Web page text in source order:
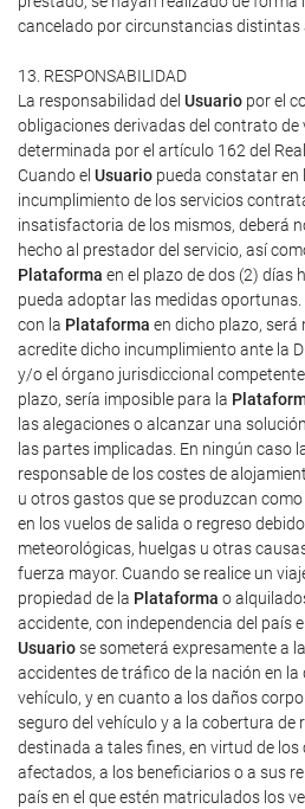
cancelado por circunstancias distintas
13. RESPONSABILIDAD
La responsabilidad del Usuario por el
obligaciones derivadas del contrato de
determinada por el artículo 162 del
Cuando el Usuario pueda constatar en
incumplimiento de los servicios
insatisfactoria de los mismos, deberá
hecho al prestador del servicio, así
Plataforma en el plazo de dos (2) días
pueda adoptar las medidas
con la Plataforma en dicho plazo, será
acredite dicho incumplimiento ante la
y/o el órgano jurisdiccional
plazo, sería imposible para la
las alegaciones o alcanzar una
las partes implicadas. En ningún caso
responsable de los costes de
u otros gastos que se produzcan
en los vuelos de salida o regreso
meteorológicas, huelgas u otras
fuerza mayor. Cuando se realice un
propiedad de la Plataforma o
accidente, con independencia del país
Usuariose someterá expresamente a
accidentes de tráfico de la nación en la
vehículo, y en cuanto a los daños
seguro del vehículo y a la cobertura de
destinada a tales fines, en virtud de
afectados, a los beneficiarios o a sus
país en el que estén matriculados los